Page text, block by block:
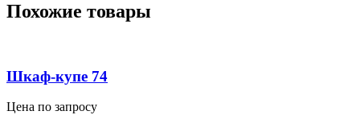
Похожие товары
Шкаф-купе 74
Цена по запросу